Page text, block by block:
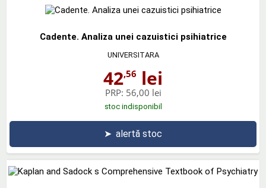
Cadente. Analiza unei cazuistici psihiatrice
UNIVERSITARA
42,56 lei
PRP: 56,00 lei
stoc indisponibil
➤ alertă stoc